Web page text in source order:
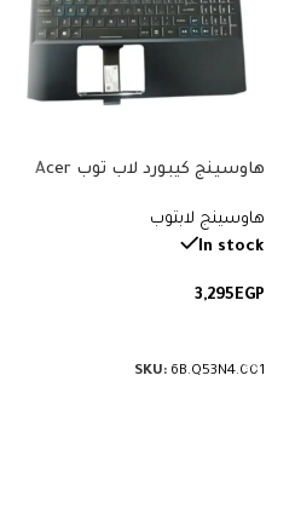
هاوسينج كيبورد لاب توب Acer
AN515-51، Predator Helios 300
G3-571. رقم القطعة:
هاوسينج لابتوب
In stock
3,295EGP
SKU: 6B.Q53N4.001